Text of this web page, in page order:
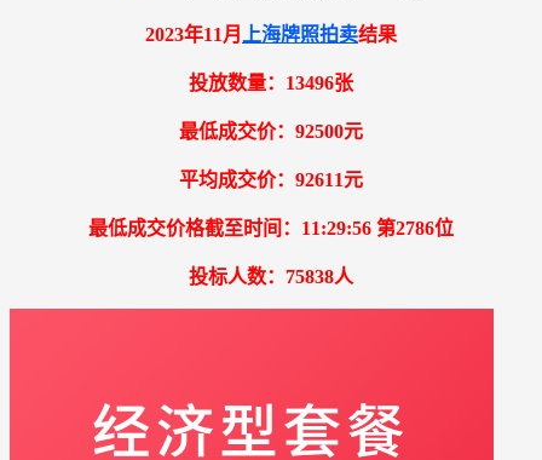
2023年11月 上海牌照拍卖结果
投放数量：13496张
最低成交价：92500元
平均成交价：92611元
最低成交价格截至时间：11:29:56 第2786位
投标人数：75838人